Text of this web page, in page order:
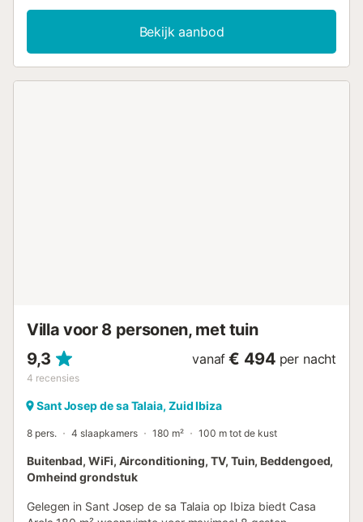
traphekje voor kinderen, 2 babybedjes en 1 kinderstoel.
Hoogtepunt is het fantastische buitengedeelte met
indrukwekkend uitzicht op de baai, meerdere
gemeubileerde terrassen, een tuin en buitendouches.
Bekijk aanbod
Villa voor 8 personen, met tuin
9,3
4 recensies
vanaf € 494 per nacht
Sant Josep de sa Talaia, Zuid Ibiza
8 pers. 4 slaapkamers 180 m² 100 m tot de kust
Buitenbad, WiFi, Airconditioning, TV, Tuin, Beddengoed,
Omheind grondstuk
Gelegen in Sant Josep de sa Talaia op Ibiza biedt Casa